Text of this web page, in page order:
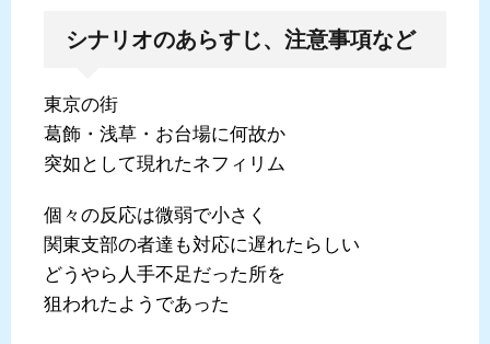
シナリオのあらすじ、注意事項など
東京の街
葛飾・浅草・お台場に何故か
突如として現れたネフィリム
個々の反応は微弱で小さく
関東支部の者達も対応に遅れたらしい
どうやら人手不足だった所を
狙われたようであった